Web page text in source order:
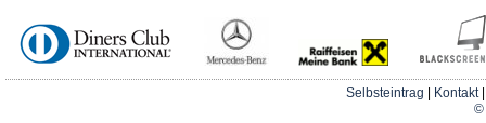
Selbsteintrag Kontakt
©